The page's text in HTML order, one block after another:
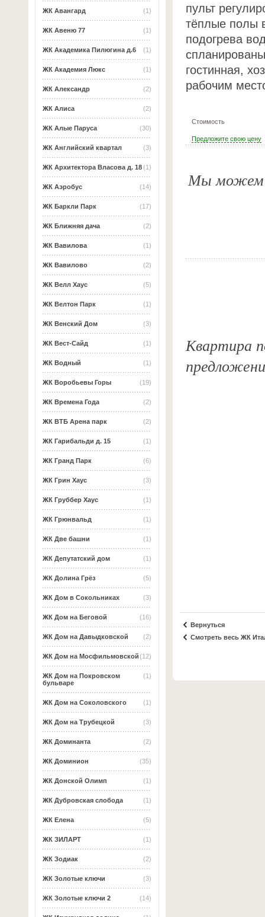
(1)
ЖК Авангард
(1)
ЖК Авеню 77
(1)
ЖК Академика Пилюгина д.6
(1)
ЖК Академия Люкс
(2)
ЖК Александр
(2)
ЖК Алиса
(30)
ЖК Алые Паруса
(3)
ЖК Английский квартал
(1)
ЖК Архитектора Власова д. 18
(14)
ЖК Аэробус
(17)
ЖК Баркли Парк
(2)
ЖК Ближняя дача
(1)
ЖК Вавилова
(2)
ЖК Вавилово
(5)
ЖК Велл Хаус
(1)
ЖК Велтон Парк
(3)
ЖК Венский Дом
(1)
ЖК Вест-Сайд
(1)
ЖК Водный
(19)
ЖК Воробьевы Горы
(2)
ЖК Времена Года
(2)
ЖК ВТБ Арена парк
(1)
ЖК Гарибальди д. 15
(6)
ЖК Гранд Парк
(3)
ЖК Грин Хаус
(1)
ЖК Груббер Хаус
(1)
ЖК Грюнвальд
(1)
ЖК Две башни
(1)
ЖК Депутатский дом
(5)
ЖК Долина Грёз
(3)
ЖК Дом в Сокольниках
(16)
ЖК Дом на Беговой
(2)
ЖК Дом на Давыдковской
(12)
ЖК Дом на Мосфильмовской
(1)
ЖК Дом на Покровском
бульваре
(1)
ЖК Дом на Соколовского
(3)
ЖК Дом на Трубецкой
(2)
ЖК Доминанта
(35)
ЖК Доминион
(1)
ЖК Донской Олимп
(1)
ЖК Дубровская слобода
(5)
ЖК Елена
(1)
ЖК ЗИЛАРТ
(2)
ЖК Зодиак
(3)
ЖК Золотые ключи
(14)
ЖК Золотые ключи 2
пульт
тёплые полы
подогрева
гостинная,
рабочим
Стоимость
Предложите свою цену
Мы можем
Квартира
Вернуться
Смотреть весь ЖК